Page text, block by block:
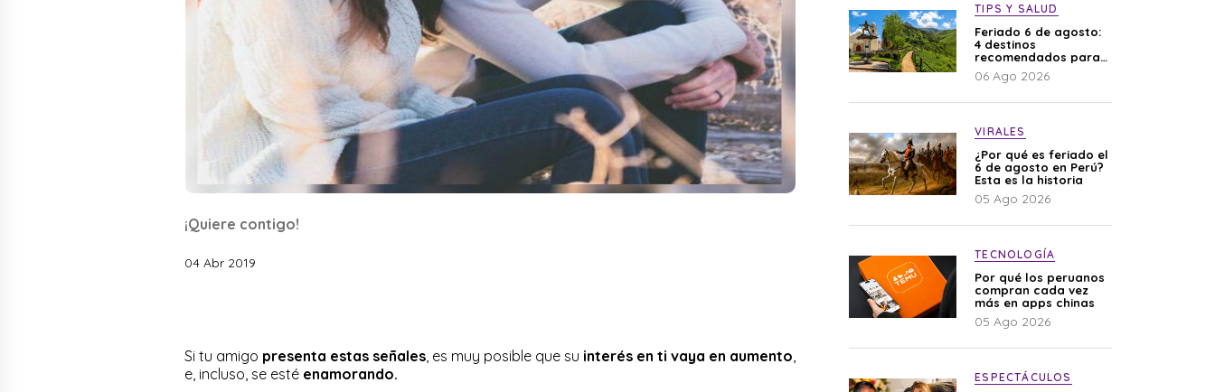
¡Quiere contigo!
04 Abr 2019
Si tu amigo presenta estas señales , es muy posible que su interés en ti vaya en aumento
e, incluso, se esté enamorando.
TIPS Y SALUD
Feriado 6 de agosto:
4 destinos
recomendados para
disfrutar el descanso
06 Ago 2026
VIRALES
¿Por qué es feriado el
6 de agosto en Perú?
Esta es la historia
05 Ago 2026
TECNOLOGÍA
Por qué los peruanos
compran cada vez
más en apps chinas
05 Ago 2026
ESPECTÁCULOS